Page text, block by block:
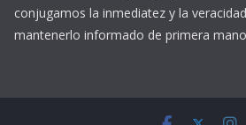
conjugamos la inmediatez y la
mantenerlo informado de primera